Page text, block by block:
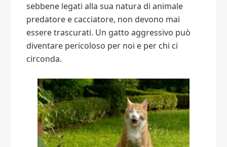
sebbene legati alla sua natura di animale
predatore e cacciatore, non devono mai
essere trascurati. Un gatto aggressivo può
diventare pericoloso per noi e per chi ci
circonda.